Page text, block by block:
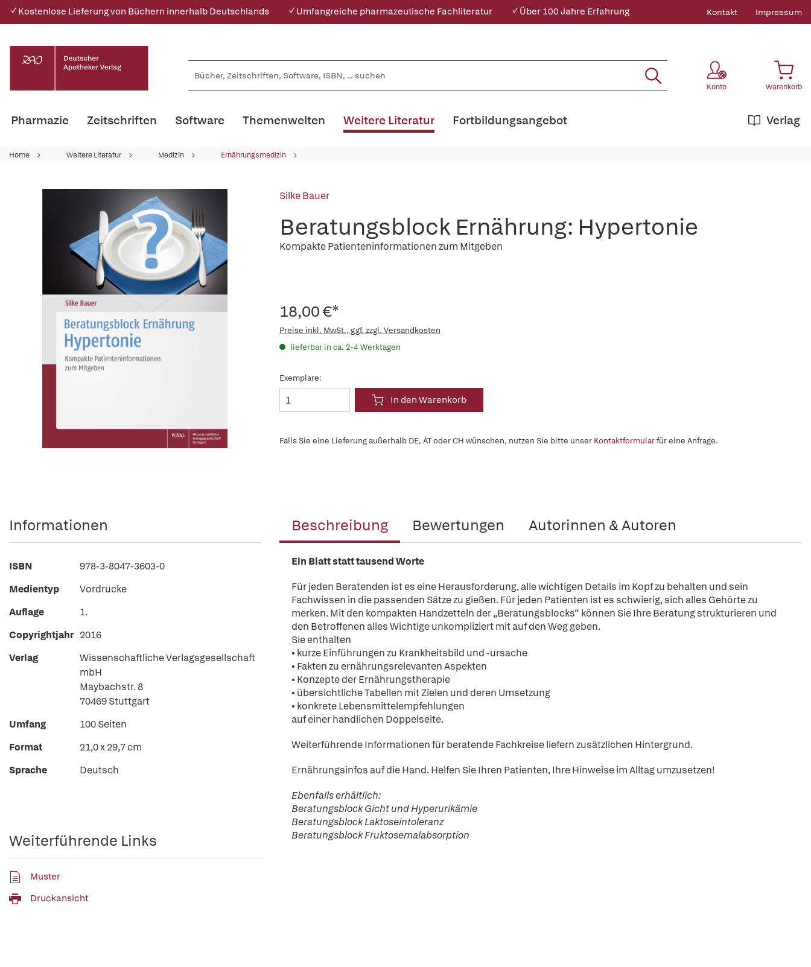
✓ Kostenlose Lieferung von Büchern innerhalb Deutschlands ✓ Umfangreiche pharmazeutische Fachliteratur ✓ Über 100 Jahre Erfahrung Kontakt Impressum
Konto Warenkorb
Pharmazie Zeitschriften Software Themenwelten Weitere Literatur Verlag
Fortbildungsangebot
Home Weitere Literatur Medizin Ernährungsmedizin
Silke Bauer
Beratungsblock Ernährung: Hypertonie
Kompakte Patienteninformationen zum Mitgeben
18,00 €*
Preise inkl. MwSt., ggf. zzgl. Versandkosten
lieferbar in ca. 2-4 Werktagen
Exemplare:
In den Warenkorb
Falls Sie eine Lieferung außerhalb DE, AT oder CH wünschen, nutzen Sie bitte unser Kontaktformularfür eine Anfrage.
Beschreibung Bewertungen Autorinnen & Autoren
Ein Blatt statt tausend Worte
Für jeden Beratenden ist es eine Herausforderung, alle wichtigen Details im Kopf zu behalten und sein
Fachwissen in die passenden Sätze zu gießen. Für jeden Patienten ist es schwierig, sich alles Gehörte zu
merken. Mit den kompakten Handzetteln der „Beratungsblocks“ können Sie Ihre Beratung strukturieren und
den Betroffenen alles Wichtige unkompliziert mit auf den Weg geben.
Sie enthalten
• kurze Einführungen zu Krankheitsbild und -ursache
• Fakten zu ernährungsrelevanten Aspekten
• Konzepte der Ernährungstherapie
• übersichtliche Tabellen mit Zielen und deren Umsetzung
• konkrete Lebensmittelempfehlungen
auf einer handlichen Doppelseite.
Weiterführende Informationen für beratende Fachkreise liefern zusätzlichen Hintergrund.
Ernährungsinfos auf die Hand. Helfen Sie Ihren Patienten, Ihre Hinweise im Alltag umzusetzen!
Ebenfalls erhältlich:
Beratungsblock Gicht und Hyperurikämie
Beratungsblock Laktoseintoleranz
Beratungsblock Fruktosemalabsorption
Informationen
ISBN
978-3-8047-3603-0
Medientyp
Vordrucke
Auflage
1.
Copyrightjahr 2016
Verlag
Wissenschaftliche Verlagsgesellschaft
mbH
Maybachstr. 8
70469 Stuttgart
Umfang
100 Seiten
Format
21,0 x 29,7 cm
Sprache
Deutsch
Weiterführende Links
Muster
Druckansicht